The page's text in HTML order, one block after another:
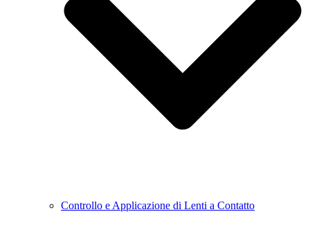
Controllo e Applicazione di Lenti a Contatto